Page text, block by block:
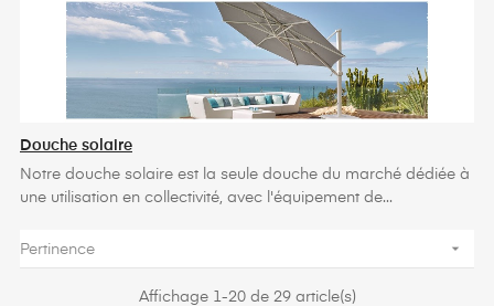
Douche solaire
Notre douche solaire est la seule douche du marché dédiée à
une utilisation en collectivité, avec l'équipement de...
Pertinence 
Affichage 1-20 de 29 article(s)